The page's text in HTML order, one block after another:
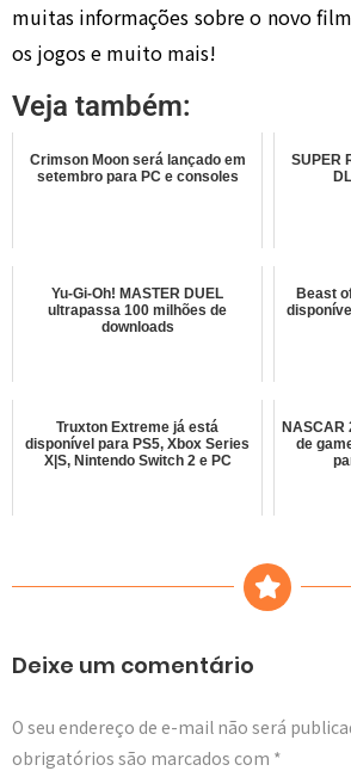
muitas informações sobre o novo
os jogos e muito mais!
Veja também:
Crimson Moon será lançado em
setembro para PC e consoles
SUPER
Yu-Gi-Oh! MASTER DUEL
ultrapassa 100 milhões de
downloads
Beast
Truxton Extreme já está
disponível para PS5, Xbox Series
X|S, Nintendo Switch 2 e PC
NASCAR
de
Deixe um comentário
O seu endereço de e-mail não será
obrigatórios são marcados com *